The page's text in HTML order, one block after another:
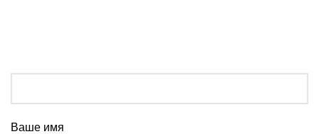
Ваше имя